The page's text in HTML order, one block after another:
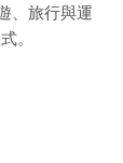
、旅行與運
。